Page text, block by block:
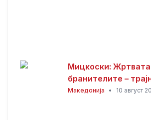
Мицкоски:
бранителите –
потсетување дека
Македонија • 10 август